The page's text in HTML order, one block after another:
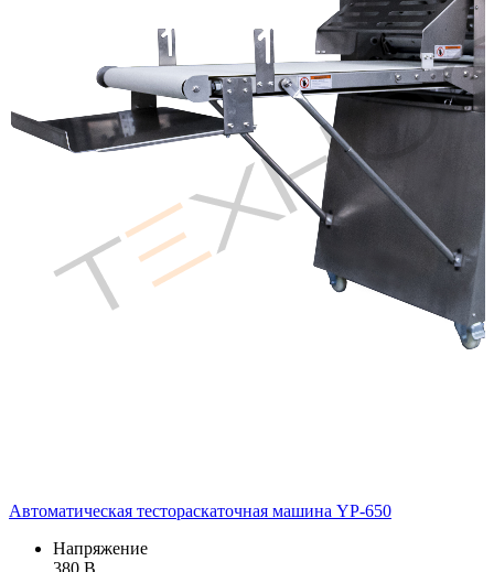
Автоматическая тестораскаточная машина YP-650
Напряжение
380 В